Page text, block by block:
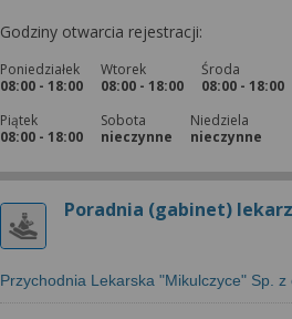
Godziny otwarcia rejestracji:
Poniedziałek
08:00 - 18:00
Wtorek
08:00 - 18:00
Środa
08:00 - 18:00
Piątek
08:00 - 18:00
Sobota
nieczynne
Niedziela
nieczynne
Poradnia (gabinet)
Przychodnia Lekarska "Mikulczyce" Sp. z